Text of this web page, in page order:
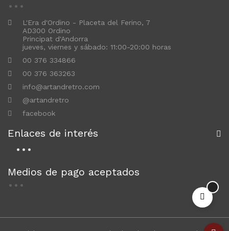
L'Era d'Ordino - Placeta del Ferino, 7
AD300 Ordino
Principat d'Andorra
jueves, viernes y sábado: 11:00-20:00 horas
00 376 334866
00 376 363263
info@artandretro.com
@artandretro
facebook
Enlaces de interés
Medios de pago aceptados